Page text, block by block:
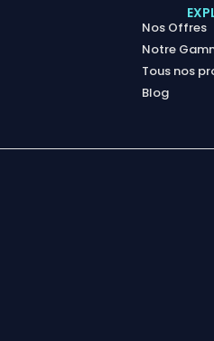
Nos Offres
Notre
Tous nos
Blog